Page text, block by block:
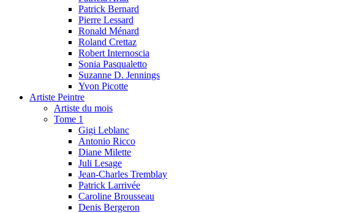
Patrick Bernard
Pierre Lessard
Ronald Ménard
Roland Crettaz
Robert Internoscia
Sonia Pasqualetto
Suzanne D. Jennings
Yvon Picotte
Artiste Peintre
Artiste du mois
Tome 1
Gigi Leblanc
Antonio Ricco
Diane Milette
Juli Lesage
Jean-Charles Tremblay
Patrick Larrivée
Caroline Brousseau
Denis Bergeron